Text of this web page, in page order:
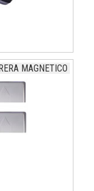
MAGNETICO